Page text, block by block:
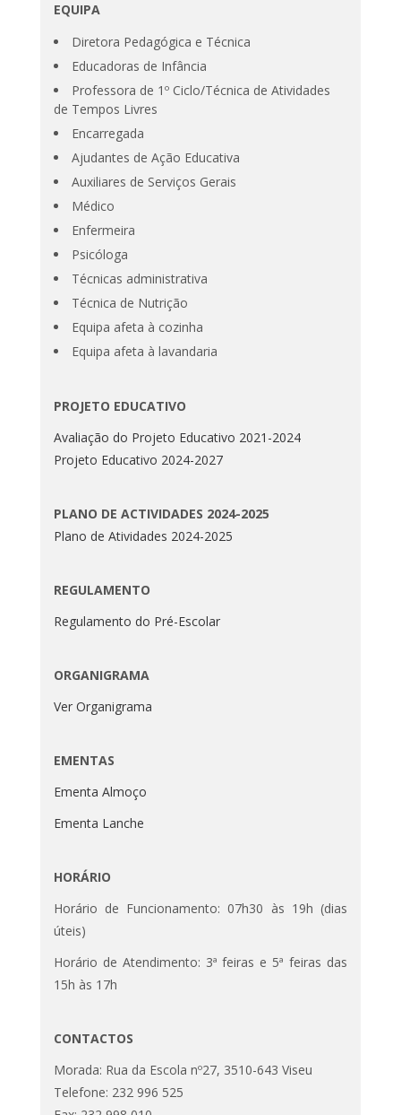
EQUIPA
Diretora Pedagógica e Técnica
Educadoras de Infância
Professora de 1º Ciclo/Técnica de Atividades
de Tempos Livres
Encarregada
Ajudantes de Ação Educativa
Auxiliares de Serviços Gerais
Médico
Enfermeira
Psicóloga
Técnicas administrativa
Técnica de Nutrição
Equipa afeta à cozinha
Equipa afeta à lavandaria
PROJETO EDUCATIVO
Avaliação do Projeto Educativo 2021-2024
Projeto Educativo 2024-2027
PLANO DE ACTIVIDADES 2024-2025
Plano de Atividades 2024-2025
REGULAMENTO
Regulamento do Pré-Escolar
ORGANIGRAMA
Ver Organigrama
EMENTAS
Ementa Almoço
Ementa Lanche
HORÁRIO
Horário de Funcionamento: 07h30 às 19h (dias
úteis)
Horário de Atendimento: 3ª feiras e 5ª feiras das
15h às 17h
CONTACTOS
Morada: Rua da Escola nº27, 3510-643 Viseu
Telefone: 232 996 525